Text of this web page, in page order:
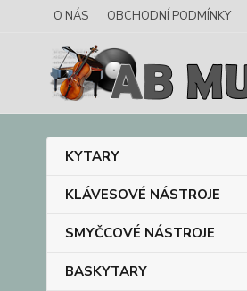
O NÁS OBCHODNÍ PODMÍNKY
KYTARY
KLÁVESOVÉ NÁSTROJE
SMYČCOVÉ NÁSTROJE
BASKYTARY